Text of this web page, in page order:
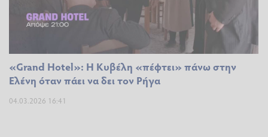
«Grand Hotel»: Η Κυβέλη «πέφτει» πάνω στην
Ελένη όταν πάει να δει τον Ρήγα
04.03.2026 16:41